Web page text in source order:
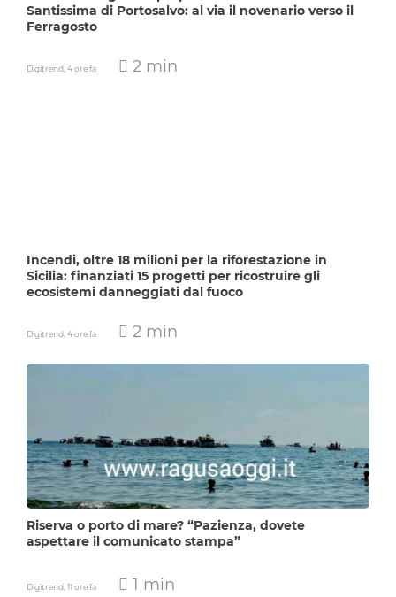
Santissima di Portosalvo: al via il novenario verso il
Ferragosto
Digitrend,4 ore fa 2 min
Incendi, oltre 18 milioni per la riforestazione in
Sicilia: finanziati 15 progetti per ricostruire gli
ecosistemi danneggiati dal fuoco
Digitrend,4 ore fa 2 min
Riserva o porto di mare? “Pazienza, dovete
aspettare il comunicato stampa”
Digitrend,11 ore fa 1 min